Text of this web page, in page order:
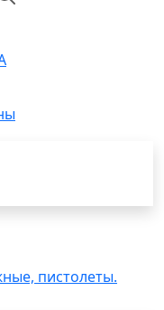
пистолеты.